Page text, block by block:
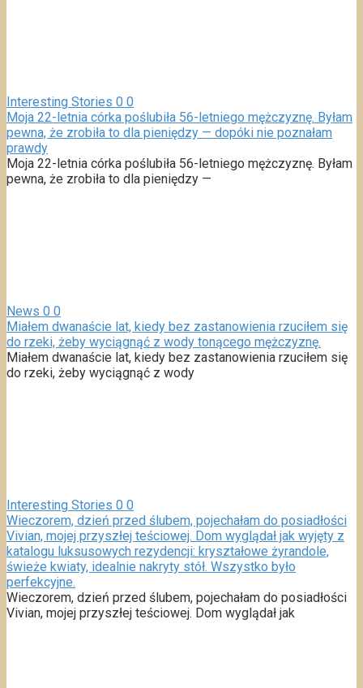
Interesting Stories 0 0
Moja 22-letnia córka poślubiła 56-letniego mężczyznę. Byłam
pewna, że zrobiła to dla pieniędzy — dopóki nie poznałam
prawdy
Moja 22-letnia córka poślubiła 56-letniego mężczyznę. Byłam
pewna, że zrobiła to dla pieniędzy —
News 0 0
Miałem dwanaście lat, kiedy bez zastanowienia rzuciłem się
do rzeki, żeby wyciągnąć z wody tonącego mężczyznę.
Miałem dwanaście lat, kiedy bez zastanowienia rzuciłem się
do rzeki, żeby wyciągnąć z wody
Interesting Stories 0 0
Wieczorem, dzień przed ślubem, pojechałam do posiadłości
Vivian, mojej przyszłej teściowej. Dom wyglądał jak wyjęty z
katalogu luksusowych rezydencji: kryształowe żyrandole,
świeże kwiaty, idealnie nakryty stół. Wszystko było
perfekcyjne.
Wieczorem, dzień przed ślubem, pojechałam do posiadłości
Vivian, mojej przyszłej teściowej. Dom wyglądał jak